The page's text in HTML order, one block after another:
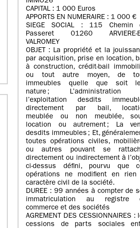
CAPITAL : 1 000 Euros
APPORTS EN NUMERAIRE : 1 000 €
SIEGE SOCIAL : 115 Chemin
Passeret 01260 ARVIERE-
VALROMEY
OBJET : La propriété et la
par acquisition, prise en location,
à construction, crédit-bail
ou tout autre moyen, de
immeubles quelle que soit
nature ; L’administration
l’exploitation desdits
directement par bail,
meublée ou non meublée,
location ou autrement ; La
desdits immeubles ; Et,
toutes opérations civiles,
ou autres pouvant se
directement ou indirectement à
ci-dessus défini, pourvu que
opérations ne modifient en rien
caractère civil de la société.
DUREE : 99 années à compter de
immatriculation au registre
commerce et des sociétés
AGREMENT DES CESSIONNAIRES :
cessions de parts sociales